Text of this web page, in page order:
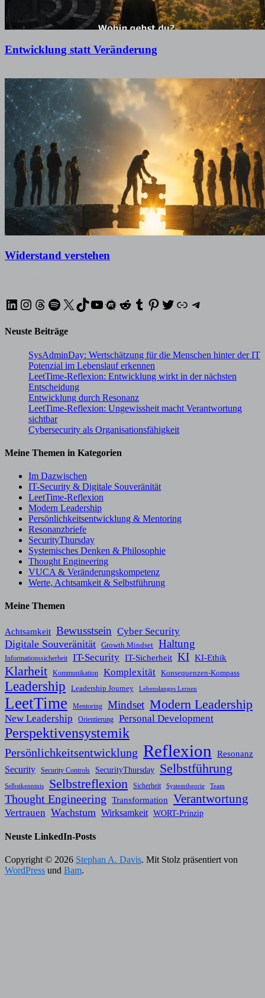
Entwicklung statt Veränderung
Widerstand verstehen
LinkedIn
Instagram
Threads
Spotify
X TikTok
YouTube
Meetup
Reddit
Tumblr
Pinterest
Twitter
XINGTelegram
Neuste Beiträge
SysAdminDay: Wertschätzung für die Menschen hinter der IT
Potenzial im Lebenslauf erkennen
LeetTime-Reflexion: Entwicklung wirkt in der nächsten
Entscheidung
Entwicklung durch Resonanz
LeetTime-Reflexion: Ungewissheit macht Verantwortung
sichtbar
Cybersecurity als Organisationsfähigkeit
Meine Themen in Kategorien
Im Dazwischen
IT-Security & Digitale Souveränität
LeetTime-Reflexion
Modern Leadership
Persönlichkeitsentwicklung & Mentoring
Resonanzbriefe
SecurityThursday
Systemisches Denken & Philosophie
Thought Engineering
VUCA & Veränderungskompetenz
Werte, Achtsamkeit & Selbstführung
Meine Themen
Achtsamkeit Bewusstsein Cyber Security
Digitale Souveränität Growth Mindset Haltung
Informationssicherheit IT-Security IT-Sicherheit KI KI-Ethik
Klarheit Kommunikation Komplexität Konsequenzen-Kompass
Leadership Leadership Journey Lebenslanges Lernen
LeetTime Mentoring Mindset Modern Leadership
New Leadership Orientierung Personal Development
Perspektivensystemik
Persönlichkeitsentwicklung Reflexion
Resonanz
Security
Security Controls SecurityThursday Selbstführung
Selbstkenntnis Selbstreflexion Sicherheit Systemtheorie Team
Thought Engineering Transformation Verantwortung
Vertrauen Wachstum Wirksamkeit WORT-Prinzip
Neuste LinkedIn-Posts
Copyright © 2026 Stephan A. Davis. Mit Stolz präsentiert von
WordPress und Bam.